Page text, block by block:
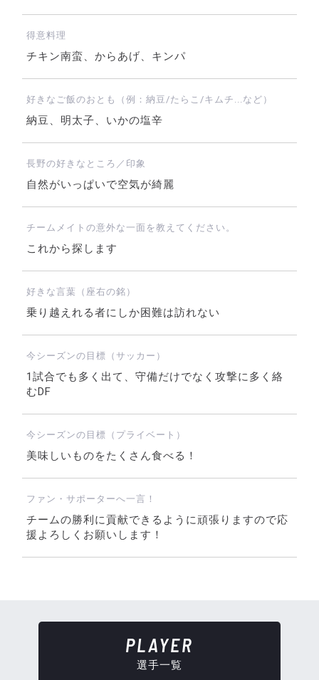
得意料理
チキン南蛮、からあげ、キンパ
好きなご飯のおとも（例：納豆/たらこ/キムチ...など）
納豆、明太子、いかの塩辛
長野の好きなところ／印象
自然がいっぱいで空気が綺麗
チームメイトの意外な一面を教えてください。
これから探します
好きな言葉（座右の銘）
乗り越えれる者にしか困難は訪れない
今シーズンの目標（サッカー）
1試合でも多く出て、守備だけでなく攻撃に多く絡
むDF
今シーズンの目標（プライベート）
美味しいものをたくさん食べる！
ファン・サポーターへ一言！
チームの勝利に貢献できるように頑張りますので応
援よろしくお願いします！
PLAYER
選手一覧